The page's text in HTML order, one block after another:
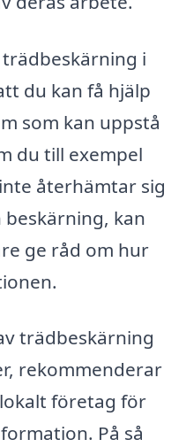
i
du kan få hjälp
som kan uppstå
du till exempel
återhämtar sig
kan
ge råd om hur
trädbeskärning
rekommenderar
företag för
På så